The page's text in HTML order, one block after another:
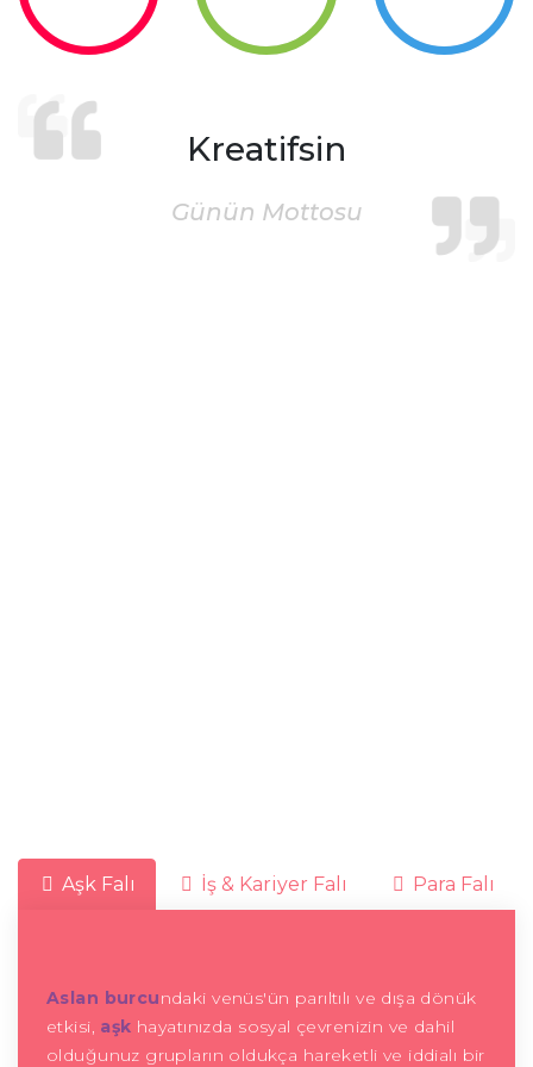
Kreatifsin
Günün Mottosu
Aşk Falı İş & Kariyer Falı Para Falı
Aslan burcundaki venüs'ün parıltılı ve dışa dönük
etkisi, aşk hayatınızda sosyal çevrenizin ve dahil
olduğunuz grupların oldukça hareketli ve iddialı bir